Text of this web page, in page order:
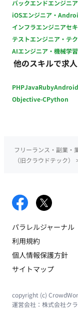
バックエンドエンジニア
iOSエンジニア・
インフラエンジニアセ
テストエンジニア・テ
AIエンジニア・機械学
他のスキルで求
PHPJavaRuby
Objective-CPython
フリーランス・副業・
（旧クラウドテック）
パラレルジャーナル
利用規約
個人情報保護方針
サイトマップ
copyright (c)
運営会社： 株式会社ク